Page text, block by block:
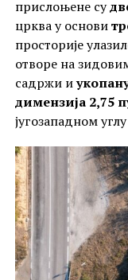
прислоњене су
црква у основи
просторије
отворе на
садржи и
димензија 2,75
југозападном